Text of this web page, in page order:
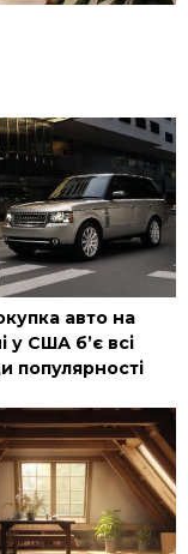
авто на
у США б’є всі
популярності